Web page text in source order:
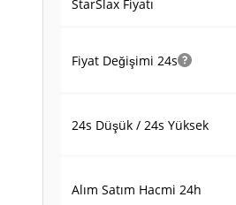
StarSlax Fiyatı
Fiyat Değişimi 24s
24s Düşük / 24s Yüksek
Alım Satım Hacmi 24h